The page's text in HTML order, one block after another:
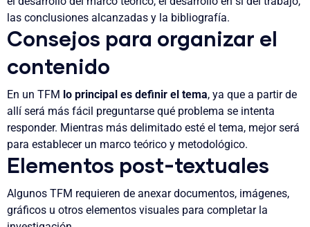
las conclusiones alcanzadas y la bibliografía.
Consejos para organizar el
contenido
En un TFM lo principal es definir el tema, ya que a partir de
allí será más fácil preguntarse qué problema se intenta
responder. Mientras más delimitado esté el tema, mejor será
para establecer un marco teórico y metodológico.
Elementos post-textuales
Algunos TFM requieren de anexar documentos, imágenes,
gráficos u otros elementos visuales para completar la